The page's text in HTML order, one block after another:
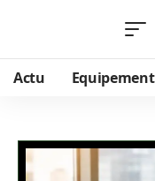
Actu Equipement